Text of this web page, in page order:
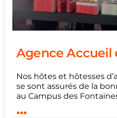
Agence Accueil
Nos hôtes et hôtesses
se sont assurés de la
au Campus des
...